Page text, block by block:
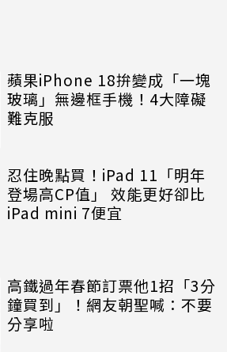
蘋果iPhone 18拚變成「一塊
玻璃」無邊框手機！4大障礙
難克服
忍住晚點買！iPad 11「明年
登場高CP值」 效能更好卻比
iPad mini 7便宜
高鐵過年春節訂票他1招「3分
鐘買到」！網友朝聖喊：不要
分享啦